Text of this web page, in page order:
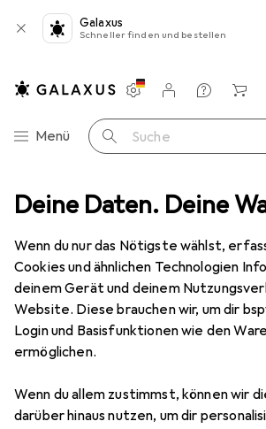
Deine Daten. Deine
Wenn du nur das Nötigste wählst,
Cookies und ähnlichen Technologien
deinem Gerät und deinem
Website. Diese brauchen wir, um dir
Login und Basisfunktionen wie den
ermöglichen.
Wenn du allem zustimmst, können wir
darüber hinaus nutzen, um dir
Galaxus
Schneller finden und bestellen
Navigation nach Kategorien
Menü Suche
Einstellungen
Kundenkonto
Vergleichslisten
Merklisten
Warenkorb
PC Komponenten Optisches Laufwerk
2 Bilder
HPEP06309-B21
EUR
72,28